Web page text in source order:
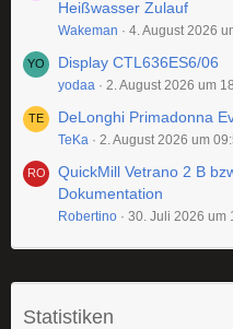
Heißwasser Zulauf
Wakeman 4. August 2026
Display CTL636ES6/06
yodaa 2. August 2026 um
DeLonghi Primadonna
TeKa 2. August 2026 um
QuickMill Vetrano 2 B
Dokumentation
Robertino 30. Juli 2026 um
Statistiken